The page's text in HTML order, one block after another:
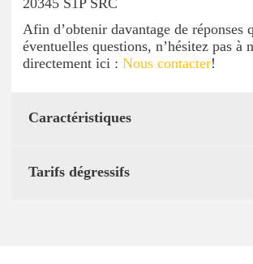
Afin d’obtenir davantage de réponses
éventuelles questions, n’hésitez pas à
directement ici : Nous contacter!
Caractéristiques
Tarifs dégressifs